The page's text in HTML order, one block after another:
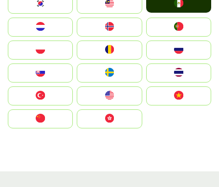
South Korea
United States
中國香港特別行政區